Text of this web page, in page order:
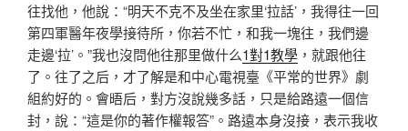
往找他，他說：“明天不克不及坐在家里‘拉話’，我得往一回
第四軍醫年夜學接待所，你若不忙，和我一塊往，我們邊
走邊‘拉’。”我也沒問他往那里做什么1對1教學 ，就跟他往
了。往了之后，才了解是和中心電視臺《平常的世界》劇
組約好的。會晤后，對方沒說幾多話，只是給路遠一個信
封，說：“這是你的著作權報答”。路遠本身沒接，表示我收